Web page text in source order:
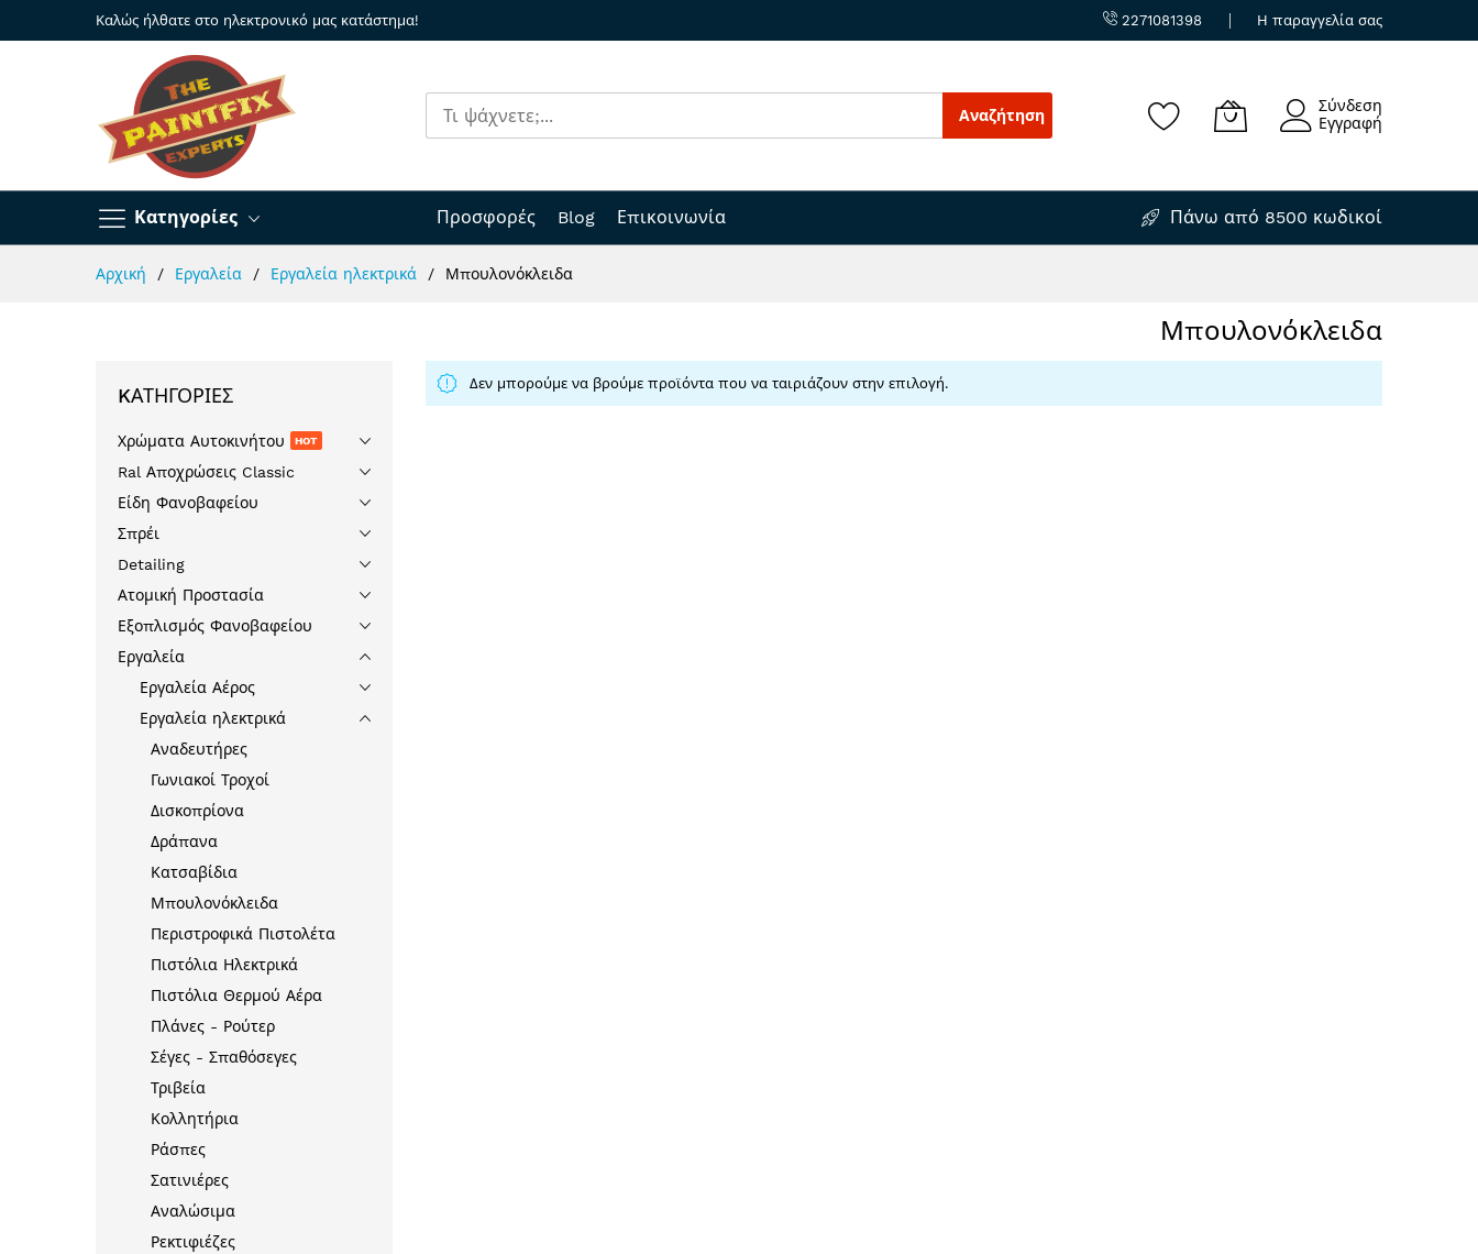
Καλώς ήλθατε στο ηλεκτρονικό μας κατάστημα! 2271081398 Η παραγγελία σας
Κατηγορίες
Αναζήτηση
Σύνδεση
Εγγραφή
Προσφορές Blog Επικοινωνία
Πάνω από 8500 κωδικοί
Αρχική Εργαλεία Εργαλεία ηλεκτρικά Μπουλονόκλειδα
Μπουλονόκλειδα
Δεν μπορούμε να βρούμε προϊόντα που να ταιριάζουν στην επιλογή.
KΑΤΗΓΟΡΊΕΣ
Χρώματα Αυτοκινήτου HOT
Ral Αποχρώσεις Classic
Είδη Φανοβαφείου
Σπρέι
Detailing
Ατομική Προστασία
Εξοπλισμός Φανοβαφείου
Εργαλεία
Εργαλεία Αέρος
Εργαλεία ηλεκτρικά
Αναδευτήρες
Γωνιακοί Τροχοί
Δισκοπρίονα
Δράπανα
Κατσαβίδια
Μπουλονόκλειδα
Περιστροφικά Πιστολέτα
Πιστόλια Ηλεκτρικά
Πιστόλια Θερμού Αέρα
Πλάνες - Ρούτερ
Σέγες - Σπαθόσεγες
Τριβεία
Κολλητήρια
Ράσπες
Σατινιέρες
Αναλώσιμα
Ρεκτιφιέζες